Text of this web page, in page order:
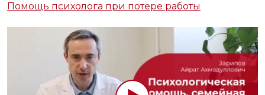
Помощь психолога при потере работы